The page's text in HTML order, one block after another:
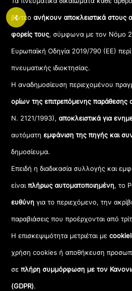
βίντεοανήκουν αποκλειστικά στους
φορείς τους, σύμφωνα με τον Νόμο
Ευρωπαϊκή Οδηγία 2019/790 (ΕΕ) περί
πνευματικής ιδιοκτησίας.
Η αναδημοσίευση περιεχομένου
ορίων της επιτρεπόμενης
Ν. 2121/1993), αποκλειστικά για
αυτόματηεμφάνιση της πηγής και
δημοσίευμα.
Επειδή η διαδικασία συλλογής και
είναιπλήρως αυτοματοποιημένη, το
ευθύνη για το περιεχόμενο, την
παραβιάσεις που προέρχονται από
Η επισκεψιμότητα μετριέται με
χρήση cookies ή αποθήκευση
σεπλήρη συμμόρφωση με τον
(GDPR).
‹